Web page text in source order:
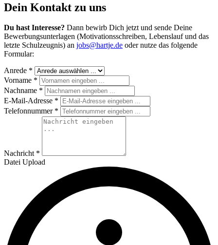
Dein Kontakt zu uns
Du hast Interesse? Dann bewirb Dich jetzt und sende Deine
Bewerbungsunterlagen (Motivationsschreiben, Lebenslauf und das
letzte Schulzeugnis) an jobs@hartje.de oder nutze das folgende
Formular:
Anrede *
Vorname *
Nachname *
E-Mail-Adresse *
Telefonnummer *
Nachricht *
Datei Upload